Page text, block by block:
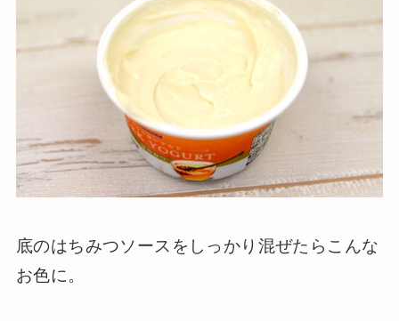
底のはちみつソースをしっかり混ぜたらこんな
お色に。